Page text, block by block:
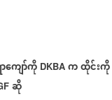
ကျော်ကို DKBA ကထိုင်းကို
ဆို